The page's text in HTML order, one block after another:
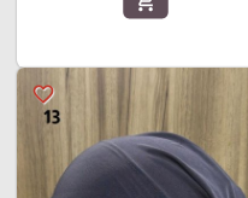
favorite_border